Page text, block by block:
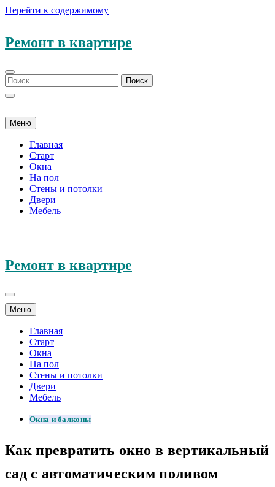
Перейти к содержимому
Ремонт в квартире
Меню
Главная
Старт
Окна
На пол
Стены и потолки
Двери
Мебель
Ремонт в квартире
Меню
Главная
Старт
Окна
На пол
Стены и потолки
Двери
Мебель
Окна и балконы
Как превратить окно в вертикальный
сад с автоматическим поливом